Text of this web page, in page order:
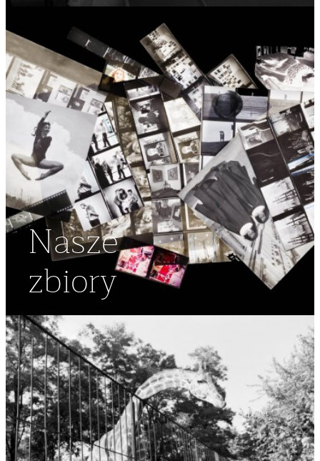
Nasze
zbiory